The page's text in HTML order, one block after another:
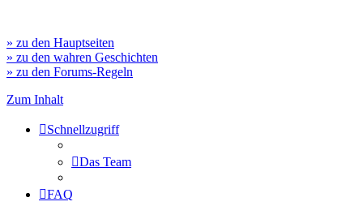
» zu den Hauptseiten
» zu den wahren Geschichten
» zu den Forums-Regeln
Zum Inhalt
Schnellzugriff
Das Team
FAQ